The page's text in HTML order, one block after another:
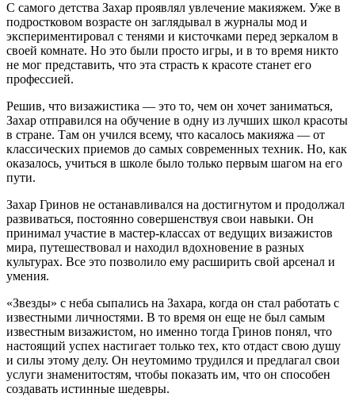
С самого детства Захар проявлял увлечение макияжем. Уже в
подростковом возрасте он заглядывал в журналы мод и
экспериментировал с тенями и кисточками перед зеркалом в
своей комнате. Но это были просто игры, и в то время никто
не мог представить, что эта страсть к красоте станет его
профессией.
Решив, что визажистика — это то, чем он хочет заниматься,
Захар отправился на обучение в одну из лучших школ красоты
в стране. Там он учился всему, что касалось макияжа — от
классических приемов до самых современных техник. Но, как
оказалось, учиться в школе было только первым шагом на его
пути.
Захар Гринов не останавливался на достигнутом и продолжал
развиваться, постоянно совершенствуя свои навыки. Он
принимал участие в мастер-классах от ведущих визажистов
мира, путешествовал и находил вдохновение в разных
культурах. Все это позволило ему расширить свой арсенал и
умения.
«Звезды» с неба сыпались на Захара, когда он стал работать с
известными личностями. В то время он еще не был самым
известным визажистом, но именно тогда Гринов понял, что
настоящий успех настигает только тех, кто отдаст свою душу
и силы этому делу. Он неутомимо трудился и предлагал свои
услуги знаменитостям, чтобы показать им, что он способен
создавать истинные шедевры.